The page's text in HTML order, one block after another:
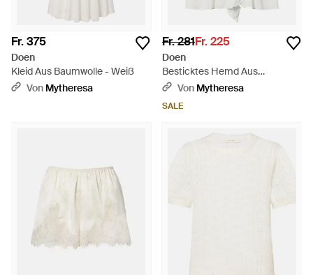
Fr. 375
Doen
Kleid Aus Baumwolle - Weiß
Von Mytheresa
Fr. 281Fr. 225
Doen
Besticktes Hemd Aus
Baumwolle - Weiß
Von Mytheresa
SALE